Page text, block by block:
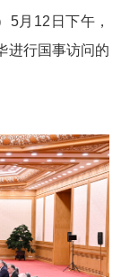
月12日下午，
进行国事访问的